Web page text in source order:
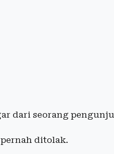
dari seorang
ditolak.